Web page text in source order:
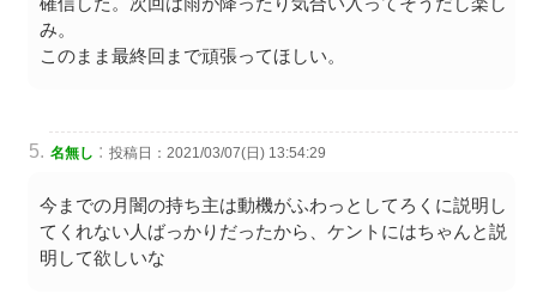
み。
このまま最終回まで頑張ってほしい。
名無し : 投稿日：2021/03/07(日) 13:54:29
今までの月闇の持ち主は動機がふわっとしてろくに説明し
てくれない人ばっかりだったから、ケントにはちゃんと説
明して欲しいな